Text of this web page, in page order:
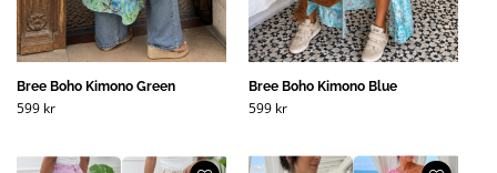
Bree Boho Kimono Green
599 kr
Bree Boho Kimono Blue
599 kr